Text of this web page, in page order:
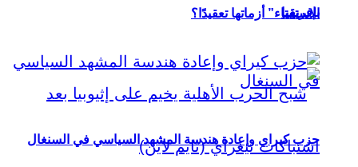
بإفريقيا
الاستفتاء” أزماتها تعقيدًا؟
حزب كيراي وإعادة هندسة المشهد السياسي في السنغال